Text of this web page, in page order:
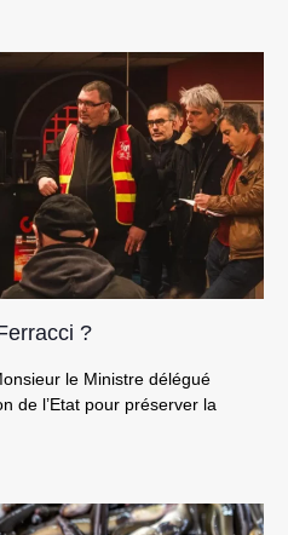
?
le Ministre délégué
de l’Etat pour préserver la